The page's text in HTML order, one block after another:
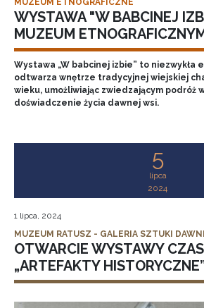
MUZEUM ETNOGRAFICZNE
WYSTAWA "W BABCINEJ
MUZEUM
Wystawa „W babcinej izbie” to niezwykła
odtwarza wnętrze tradycyjnej wiejskiej
wieku, umożliwiając zwiedzającym podróż
doświadczenie życia dawnej wsi.
5
lipca
2024
1 lipca, 2024
MUZEUM RATUSZ - GALERIA SZTUKI
OTWARCIE WYSTAWY
„ARTEFAKTY